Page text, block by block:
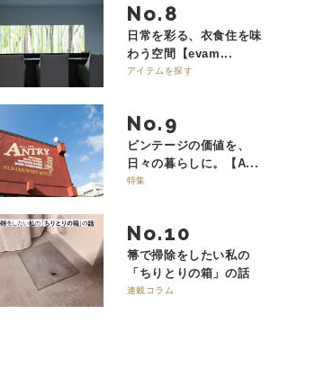
No.
日常を彩る、衣食住を味
わう空間【evam...
アイテムを探す
No.
ビンテージの価値を、
日々の暮らしに。【A...
特集
No.
箒で掃除をしたい私の
「ちりとりの箱」の話
連載コラム